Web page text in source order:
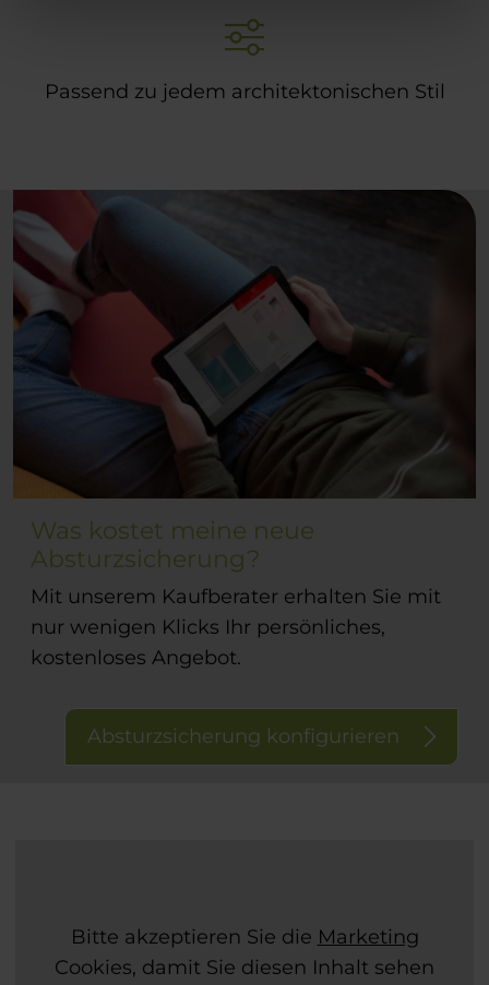
Passend zu jedem architektonischen Stil
Was kostet meine neue
Absturzsicherung?
Mit unserem Kaufberater erhalten Sie mit
nur wenigen Klicks Ihr persönliches,
kostenloses Angebot.
Absturzsicherung konfigurieren
Bitte akzeptieren Sie die Marketing
Cookies, damit Sie diesen Inhalt sehen